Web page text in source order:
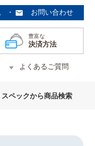
・ お問い合わせ
豊富な
決済方法
よくあるご質問
スペックから商品検索